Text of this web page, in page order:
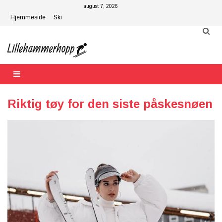
content
august 7, 2026
Hjemmeside Ski
Riktig tøy for den siste påskesnøen